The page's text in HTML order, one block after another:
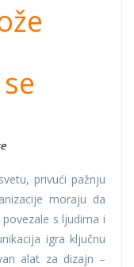
privući pažnju
moraju da
s ljudima i
igra ključnu
alat za dizajn –